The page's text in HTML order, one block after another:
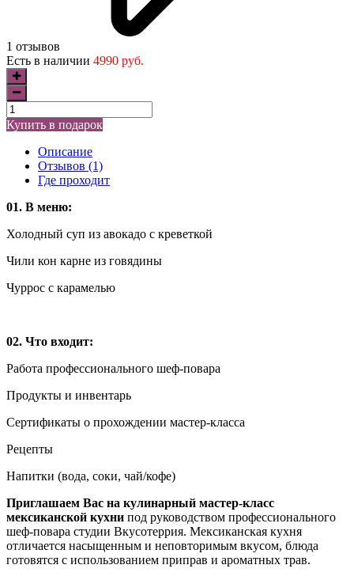
1 отзывов
Есть в наличии 4990 руб.
Купить в подарок
Описание
Отзывов (1)
Где проходит
01. В меню:
Холодный суп из авокадо с креветкой
Чили кон карне из говядины
Чуррос с карамелью
02. Что входит:
Работа профессионального шеф-повара
Продукты и инвентарь
Сертификаты о прохождении мастер-класса
Рецепты
Напитки (вода, соки, чай/кофе)
Приглашаем Вас на кулинарный мастер-класс
мексиканской кухни под руководством профессионального
шеф-повара студии Вкусотеррия. Мексиканская кухня
отличается насыщенным и неповторимым вкусом, блюда
готовятся с использованием приправ и ароматных трав.